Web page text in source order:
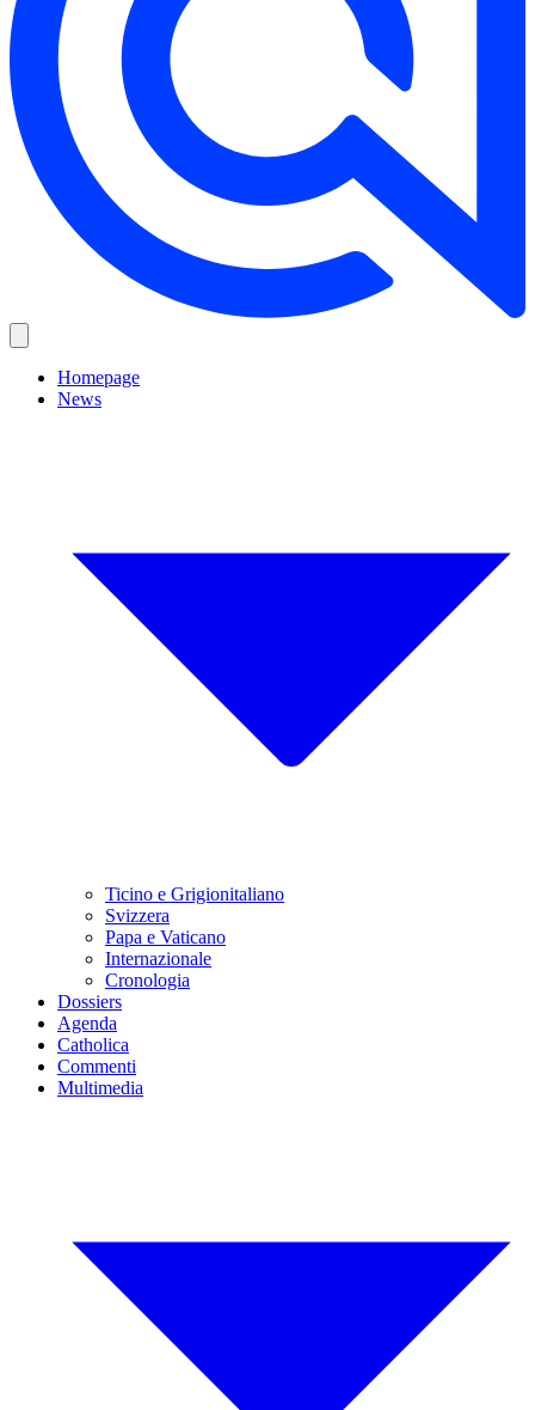
Homepage
News
Ticino e Grigionitaliano
Svizzera
Papa e Vaticano
Internazionale
Cronologia
Dossiers
Agenda
Catholica
Commenti
Multimedia